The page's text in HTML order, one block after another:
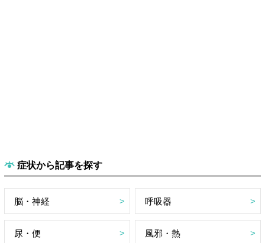
症状から記事を探す
脳・神経 呼吸器
尿・便 風邪・熱